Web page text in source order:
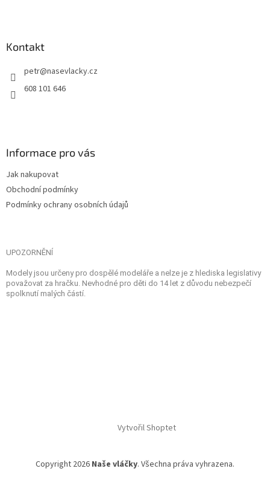
Kontakt
petr@nasevlacky.cz
608 101 646
Informace pro vás
Jak nakupovat
Obchodní podmínky
Podmínky ochrany osobních údajů
UPOZORNĚNÍ
Modely jsou určeny pro dospělé modeláře a nelze je z hlediska legislativy
považovat za hračku. Nevhodné pro děti do 14 let z důvodu nebezpečí
spolknutí malých částí.
Vytvořil Shoptet
Copyright 2026 Naše vláčky. Všechna práva vyhrazena.